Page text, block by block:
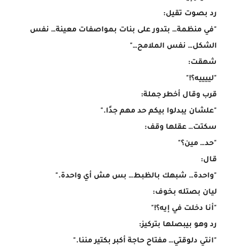
رد بصوت تقيل:
"في منظمة… بتدور على بنات بمواصفات معينة… نفس
الشكل… نفس الملامح…"
شهقت:
"لييييه؟!"
قرب وقال أخطر جملة:
"علشان يبدلوا بيكم حد مهم جدًا."
سكتت… عقلها وقف:
"حد… مين؟"
قال:
"واحدة… شبهك بالظبط… بس مش أي واحدة."
ليان بصتله بخوف:
"أنا دخلت في إيه؟!"
رد وهو بيبصلها بتركيز:
"انتي دلوقتي… مفتاح حاجة أكبر بكتير مننا."